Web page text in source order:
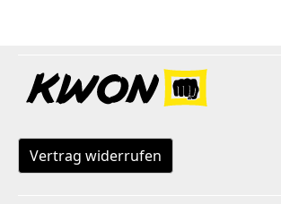
Vertrag widerrufen